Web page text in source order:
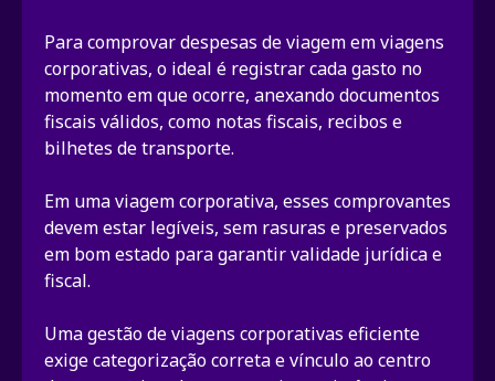
Para comprovar despesas de viagem em viagens
corporativas, o ideal é registrar cada gasto no
momento em que ocorre, anexando documentos
fiscais válidos, como notas fiscais, recibos e
bilhetes de transporte.
Em uma viagem corporativa, esses comprovantes
devem estar legíveis, sem rasuras e preservados
em bom estado para garantir validade jurídica e
fiscal.
Uma gestão de viagens corporativas eficiente
exige categorização correta e vínculo ao centro